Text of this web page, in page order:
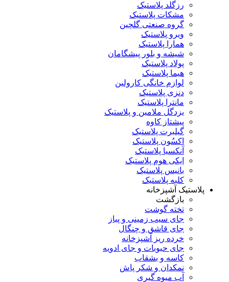
رزگلد پلاستیک
مشکات پلاستیک
گروه صنعتی گلچین
ویرو پلاستیک
همارا پلاستیک
شیشه و بلور پیشگامان
پولاد پلاستیک
هیما پلاستیک
لوازم خانگی کارولین
دنزی پلاستیک
مانترا پلاستیک
یزدگل ملامین و پلاستیک
پیشتاز کاوه
گیلبرت پلاستیک
اکسُون پلاستیک
آنکسیا پلاستیک
ایکی هوم پلاستیک
بانیس پلاستیک
کلبه پلاستیک
پلاستیک آشپزخانه
بازگشت
تخته گوشت
جای سیب زمینی و پیاز
جای قاشق و چنگال
خرده ریز آشپزخانه
جای حبوبات و جای ادویه
کاسه و بشقاب
نمکدان و شکر پاش
آب میوه گیری